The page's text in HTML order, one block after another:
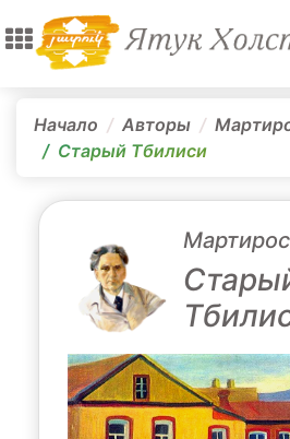
Начало Авторы
Старый Тбилиси